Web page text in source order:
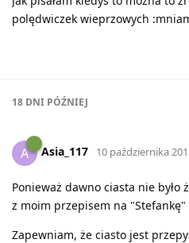
polędwiczek wieprzowych
18 DNI PÓŹNIEJ
A Asia_117 10 października
Ponieważ dawno ciasta nie
z moim przepisem na "Stefankę"
Zapewniam, że ciasto jest